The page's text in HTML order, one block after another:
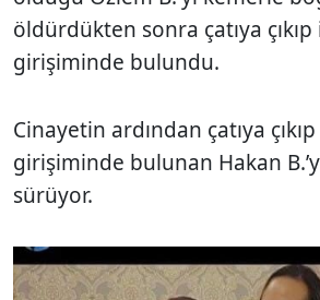
öldürdükten sonra çatıya
girişiminde bulundu.
Cinayetin ardından çatıya
girişiminde bulunan Hakan
sürüyor.